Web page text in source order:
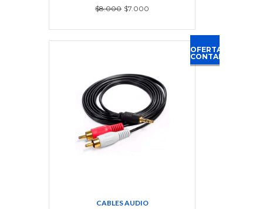
$8.000 $7.000
OFERTA
CONTADO
CABLES AUDIO